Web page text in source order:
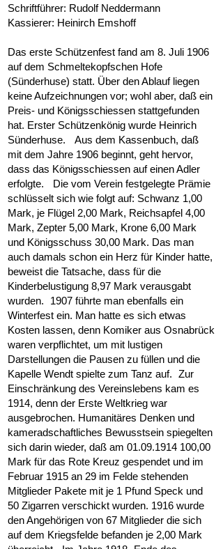
Schriftführer: Rudolf Neddermann
Kassierer: Heinirch Emshoff
Das erste Schützenfest fand am 8. Juli 1906
auf dem Schmeltekopfschen Hofe
(Sünderhuse) statt. Über den Ablauf liegen
keine Aufzeichnungen vor; wohl aber, daß ein
Preis- und Königsschiessen stattgefunden
hat. Erster Schützenkönig wurde Heinrich
Sünderhuse. Aus dem Kassenbuch, daß
mit dem Jahre 1906 beginnt, geht hervor,
dass das Königsschiessen auf einen Adler
erfolgte. Die vom Verein festgelegte Prämie
schlüsselt sich wie folgt auf: Schwanz 1,00
Mark, je Flügel 2,00 Mark, Reichsapfel 4,00
Mark, Zepter 5,00 Mark, Krone 6,00 Mark
und Königsschuss 30,00 Mark. Das man
auch damals schon ein Herz für Kinder hatte,
beweist die Tatsache, dass für die
Kinderbelustigung 8,97 Mark verausgabt
wurden. 1907 führte man ebenfalls ein
Winterfest ein. Man hatte es sich etwas
Kosten lassen, denn Komiker aus Osnabrück
waren verpflichtet, um mit lustigen
Darstellungen die Pausen zu füllen und die
Kapelle Wendt spielte zum Tanz auf. Zur
Einschränkung des Vereinslebens kam es
1914, denn der Erste Weltkrieg war
ausgebrochen. Humanitäres Denken und
kameradschaftliches Bewusstsein spiegelten
sich darin wieder, daß am 01.09.1914 100,00
Mark für das Rote Kreuz gespendet und im
Februar 1915 an 29 im Felde stehenden
Mitglieder Pakete mit je 1 Pfund Speck und
50 Zigarren verschickt wurden. 1916 wurde
den Angehörigen von 67 Mitglieder die sich
auf dem Kriegsfelde befanden je 2,00 Mark